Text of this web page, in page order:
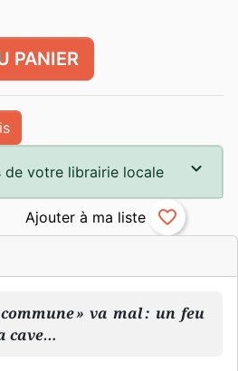
» va mal : un feu
cave…
PANIER
de votre librairie locale
favorite_border